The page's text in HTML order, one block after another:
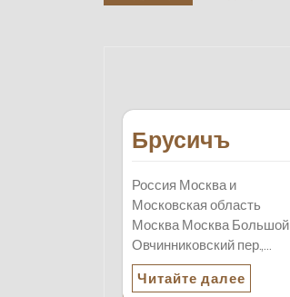
Брусичъ
Россия Москва и
Московская область
Москва Москва Большой
Овчинниковский пер.,…
Читайте далее